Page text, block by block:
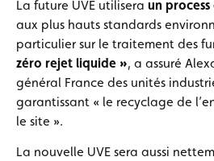
La future UVE utilisera un
aux plus hauts standards
particulier sur le traitement des
zéro rejet liquide », a assuré
général France des unités
garantissant « le recyclage de
le site ».
La nouvelle UVE sera aussi